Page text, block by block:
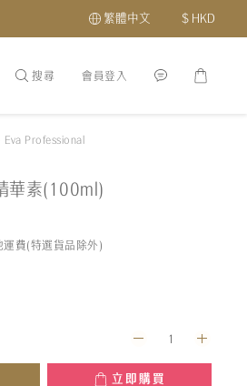
繁體中文 $ HKD
最新優惠及會員福利 關於我們 分店地址
搜尋 會員登入
Eva Professional
華素(100ml)
費(特選貨品除外)
立即購買